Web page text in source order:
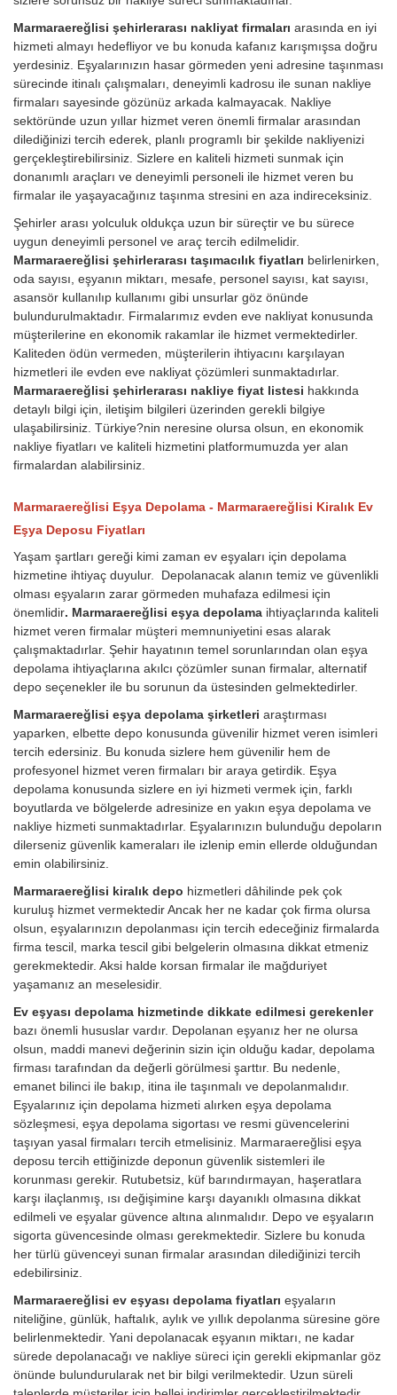
Marmaraereğlisi şehirlerarası nakliyat firmaları arasında en iyi
hizmeti almayı hedefliyor ve bu konuda kafanız karışmışsa doğru
yerdesiniz. Eşyalarınızın hasar görmeden yeni adresine taşınması
sürecinde itinalı çalışmaları, deneyimli kadrosu ile sunan nakliye
firmaları sayesinde gözünüz arkada kalmayacak. Nakliye
sektöründe uzun yıllar hizmet veren önemli firmalar arasından
dilediğinizi tercih ederek, planlı programlı bir şekilde nakliyenizi
gerçekleştirebilirsiniz. Sizlere en kaliteli hizmeti sunmak için
donanımlı araçları ve deneyimli personeli ile hizmet veren bu
firmalar ile yaşayacağınız taşınma stresini en aza indireceksiniz.
Şehirler arası yolculuk oldukça uzun bir süreçtir ve bu sürece
uygun deneyimli personel ve araç tercih edilmelidir.
Marmaraereğlisi şehirlerarası taşımacılık fiyatları belirlenirken,
oda sayısı, eşyanın miktarı, mesafe, personel sayısı, kat sayısı,
asansör kullanılıp kullanımı gibi unsurlar göz önünde
bulundurulmaktadır. Firmalarımız evden eve nakliyat konusunda
müşterilerine en ekonomik rakamlar ile hizmet vermektedirler.
Kaliteden ödün vermeden, müşterilerin ihtiyacını karşılayan
hizmetleri ile evden eve nakliyat çözümleri sunmaktadırlar.
Marmaraereğlisi şehirlerarası nakliye fiyat listesi hakkında
detaylı bilgi için, iletişim bilgileri üzerinden gerekli bilgiye
ulaşabilirsiniz. Türkiye?nin neresine olursa olsun, en ekonomik
nakliye fiyatları ve kaliteli hizmetini platformumuzda yer alan
firmalardan alabilirsiniz.
Marmaraereğlisi Eşya Depolama - Marmaraereğlisi Kiralık Ev
Eşya Deposu Fiyatları
Yaşam şartları gereği kimi zaman ev eşyaları için depolama
hizmetine ihtiyaç duyulur. Depolanacak alanın temiz ve güvenlikli
olması eşyaların zarar görmeden muhafaza edilmesi için
önemlidir. Marmaraereğlisi eşya depolama ihtiyaçlarında kaliteli
hizmet veren firmalar müşteri memnuniyetini esas alarak
çalışmaktadırlar. Şehir hayatının temel sorunlarından olan eşya
depolama ihtiyaçlarına akılcı çözümler sunan firmalar, alternatif
depo seçenekler ile bu sorunun da üstesinden gelmektedirler.
Marmaraereğlisi eşya depolama şirketleri araştırması
yaparken, elbette depo konusunda güvenilir hizmet veren isimleri
tercih edersiniz. Bu konuda sizlere hem güvenilir hem de
profesyonel hizmet veren firmaları bir araya getirdik. Eşya
depolama konusunda sizlere en iyi hizmeti vermek için, farklı
boyutlarda ve bölgelerde adresinize en yakın eşya depolama ve
nakliye hizmeti sunmaktadırlar. Eşyalarınızın bulunduğu depoların
dilerseniz güvenlik kameraları ile izlenip emin ellerde olduğundan
emin olabilirsiniz.
Marmaraereğlisi kiralık depo hizmetleri dâhilinde pek çok
kuruluş hizmet vermektedir Ancak her ne kadar çok firma olursa
olsun, eşyalarınızın depolanması için tercih edeceğiniz firmalarda
firma tescil, marka tescil gibi belgelerin olmasına dikkat etmeniz
gerekmektedir. Aksi halde korsan firmalar ile mağduriyet
yaşamanız an meselesidir.
Ev eşyası depolama hizmetinde dikkate edilmesi gerekenler
bazı önemli hususlar vardır. Depolanan eşyanız her ne olursa
olsun, maddi manevi değerinin sizin için olduğu kadar, depolama
firması tarafından da değerli görülmesi şarttır. Bu nedenle,
emanet bilinci ile bakıp, itina ile taşınmalı ve depolanmalıdır.
Eşyalarınız için depolama hizmeti alırken eşya depolama
sözleşmesi, eşya depolama sigortası ve resmi güvencelerini
taşıyan yasal firmaları tercih etmelisiniz. Marmaraereğlisi eşya
deposu tercih ettiğinizde deponun güvenlik sistemleri ile
korunması gerekir. Rutubetsiz, küf barındırmayan, haşeratlara
karşı ilaçlanmış, ısı değişimine karşı dayanıklı olmasına dikkat
edilmeli ve eşyalar güvence altına alınmalıdır. Depo ve eşyaların
sigorta güvencesinde olması gerekmektedir. Sizlere bu konuda
her türlü güvenceyi sunan firmalar arasından dilediğinizi tercih
edebilirsiniz.
Marmaraereğlisi ev eşyası depolama fiyatları eşyaların
niteliğine, günlük, haftalık, aylık ve yıllık depolanma süresine göre
belirlenmektedir. Yani depolanacak eşyanın miktarı, ne kadar
sürede depolanacağı ve nakliye süreci için gerekli ekipmanlar göz
önünde bulundurularak net bir bilgi verilmektedir. Uzun süreli